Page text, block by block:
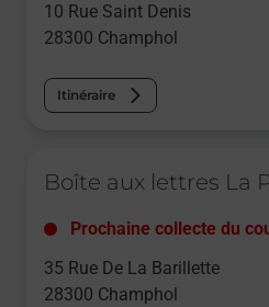
10 Rue Saint Denis
28300 Champhol
Itinéraire
Boîte aux lettres La
Prochaine collecte du
35 Rue De La Barillette
28300 Champhol